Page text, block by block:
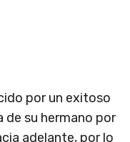
por un exitoso
de su hermano por
adelante, por lo